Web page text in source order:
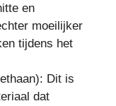
en
moeilijker
tijdens het
Dit is
dat